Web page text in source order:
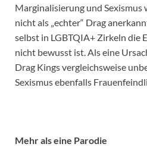
Marginalisierung und Sexismus
nicht als „echter“ Drag
selbst in LGBTQIA+ Zirkeln die
nicht bewusst ist. Als eine
Drag Kings vergleichsweise
Sexismus ebenfalls
Mehr als eine Parodie